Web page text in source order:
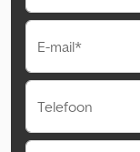
E-mail*
Telefoon